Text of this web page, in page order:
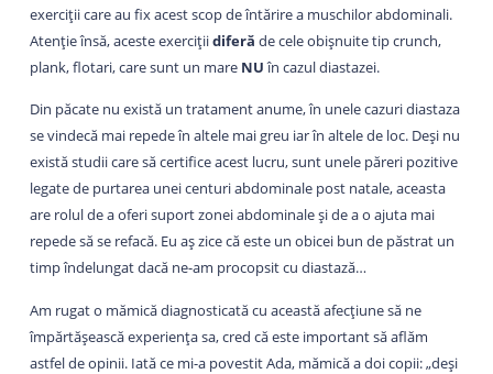
exerciții care au fix acest scop de întărire a muschilor abdominali.
Atenție însă, aceste exercițiidiferă de cele obișnuite tip crunch,
plank, flotari, care sunt un mare NUîn cazul diastazei.
Din păcate nu există un tratament anume, în unele cazuri diastaza
se vindecă mai repede în altele mai greu iar în altele de loc. Deși nu
există studii care să certifice acest lucru, sunt unele păreri pozitive
legate de purtarea unei centuri abdominale post natale, aceasta
are rolul de a oferi suport zonei abdominale și de a o ajuta mai
repede să se refacă. Eu aș zice că este un obicei bun de păstrat un
timp îndelungat dacă ne-am procopsit cu diastază…
Am rugat o mămică diagnosticată cu această afecțiune să ne
împărtășească experiența sa, cred că este important să aflăm
astfel de opinii. Iată ce mi-a povestit Ada, mămică a doi copii: „deși